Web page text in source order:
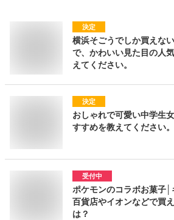
決定
横浜そごうでしか買えな
で、かわいい見た目の人
えてください。
決定
おしゃれで可愛い中学生
すすめを教えてください。
受付中
ポケモンのコラボお菓子
百貨店やイオンなどで買
は？